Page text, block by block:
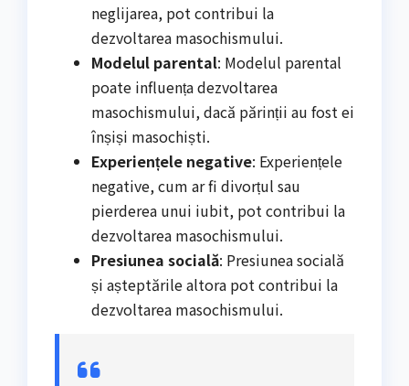
neglijarea, pot contribui la
dezvoltarea masochismului.
Modelul parental: Modelul parental
poate influența dezvoltarea
masochismului, dacă părinții au fost ei
înșiși masochiști.
Experiențele negative: Experiențele
negative, cum ar fi divorțul sau
pierderea unui iubit, pot contribui la
dezvoltarea masochismului.
Presiunea socială: Presiunea socială
și așteptările altora pot contribui la
dezvoltarea masochismului.